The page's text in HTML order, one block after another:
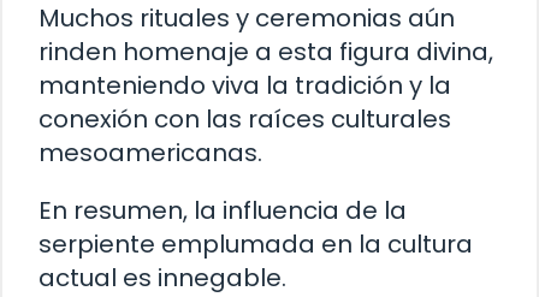
Muchos rituales y ceremonias aún
rinden homenaje a esta figura divina,
manteniendo viva la tradición y la
conexión con las raíces culturales
mesoamericanas.
En resumen, la influencia de la
serpiente emplumada en la cultura
actual es innegable.